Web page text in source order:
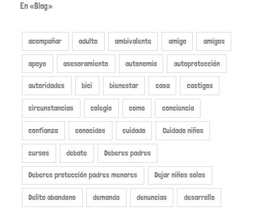
En «Blog»
acompañar adulto ambivalente amigo amigos
apoyo asesoramiento autonomía autoprotección
autoridades bici bienestar casa castigos
circunstancias colegio como conciencia
confianza conocidos cuidado Cuidado niños
cursos debate Deberes padres
Deberes protección padres menores Dejar niños solos
Delito abandono demanda denuncias desarrollo